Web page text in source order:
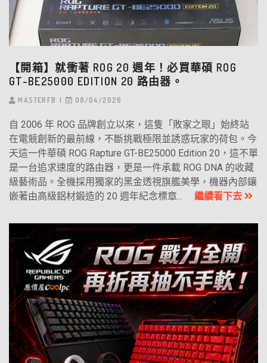
【開箱】就衝著 ROG 20 週年！必買華碩 ROG
GT-BE25000 EDITION 20 路由器。
MASTERFB 08/04/2026
自 2006 年 ROG 品牌創立以來，這隻「敗家之眼」始終站
在電競創新的最前線，不斷挑戰極限並誘惑玩家的荷包。今
天這一件華碩 ROG Rapture GT-BE25000 Edition 20，這不單
是一台追求速度的路由器，更是一件承載 ROG DNA 的收藏
級藝術品。全機採用獨家的黑金透視旗艦美學，機器內部鑲
嵌著由高級鋁材鍛造的 20 週年紀念標章... 繼續看下去